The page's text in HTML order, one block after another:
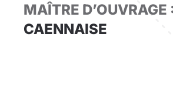
MAÎTRE D’OUVRAGE
CAENNAISE